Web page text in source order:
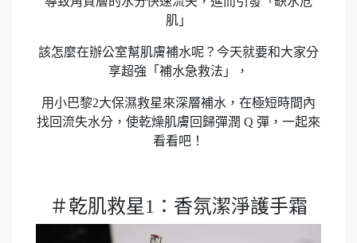
肌」
該怎麼在辦公室幫肌膚補水呢？今天就要和大家分
享超強「補水急救法」，
用小巴黎2大保濕救星來深層補水，在極短時間內
找回流失水分，使乾燥肌膚回歸彈潤 Q 彈，一起來
看看吧！
＃乾肌救星1：香氛潔淨護手霜